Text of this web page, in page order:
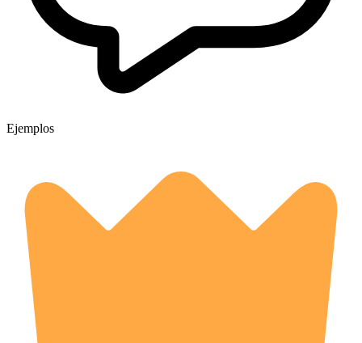
Ejemplos